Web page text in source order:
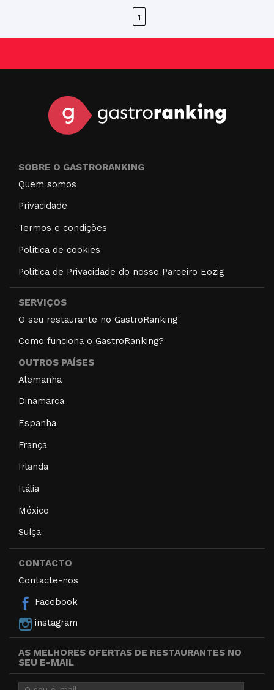
1
SOBRE O GASTRORANKING
Quem somos
Privacidade
Termos e condições
Política de cookies
Política de Privacidade do nosso Parceiro Eozig
SERVIÇOS
O seu restaurante no GastroRanking
Como funciona o GastroRanking?
OUTROS PAÍSES
Alemanha
Dinamarca
Espanha
França
Irlanda
Itália
México
Suíça
CONTACTO
Contacte-nos
Facebook
instagram
AS MELHORES OFERTAS DE RESTAURANTES NO
SEU E-MAIL